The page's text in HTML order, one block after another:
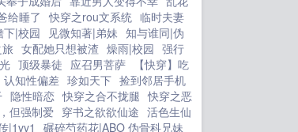
给睡了 快穿之rou文系统 临时夫妻
下|校园 见微知著|弟妹 知与谁同|伪
女配她只想被渣 燥雨|校园 强行
顶级暴徒 应召男菩萨
【快穿】吃
认知性偏差 珍如天下 捡到邻居手机
隐性暗恋 快穿之合不拢腿 快穿之恶
但强制爱 穿书之欲欲仙途 活色生仙
|1vv1
碾碎芍药花|ABO 伪骨科兄妹